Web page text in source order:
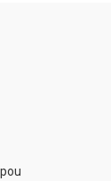
sou LONI